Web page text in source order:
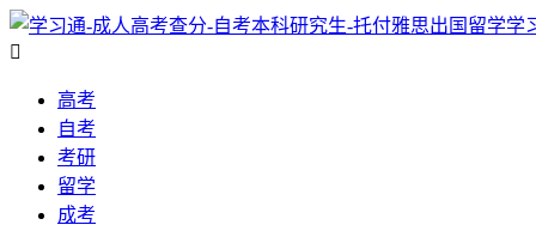
学

高考
自考
考研
留学
成考